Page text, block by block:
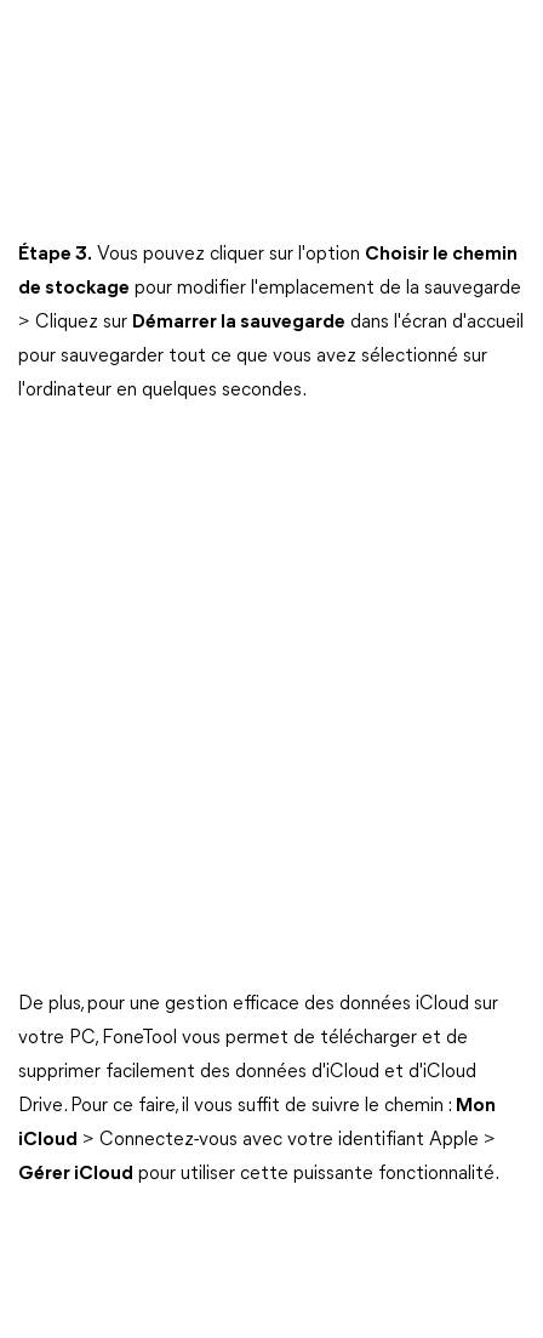
Étape 3. Vous pouvez cliquer sur l'option Choisir le chemin
de stockage pour modifier l'emplacement de la sauvegarde
> Cliquez sur Démarrer la sauvegarde dans l'écran d'accueil
pour sauvegarder tout ce que vous avez sélectionné sur
l'ordinateur en quelques secondes.
De plus, pour une gestion efficace des données iCloud sur
votre PC, FoneTool vous permet de télécharger et de
supprimer facilement des données d'iCloud et d'iCloud
Drive. Pour ce faire, il vous suffit de suivre le chemin : Mon
iCloud > Connectez-vous avec votre identifiant Apple >
Gérer iCloud pour utiliser cette puissante fonctionnalité.